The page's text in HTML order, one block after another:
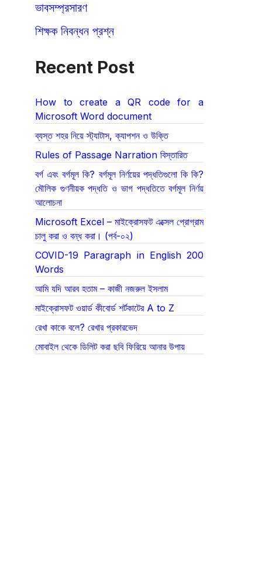
ভাবসম্প্রসারণ
শিক্ষক নিবন্ধন প্রশ্ন
Recent Post
How to create a QR code for a
Microsoft Word document
ব্যস্ত শহর নিয়ে স্ট্যাটাস, ক্যাপশন ও উক্তি
Rules of Passage Narration বিস্তারিত
বর্গ এবং বর্গমূল কি? বর্গমূল নির্ণয়ের পদ্ধতিগুলো কি কি?
মৌলিক গুণনীয়ক পদ্ধতি ও ভাগ পদ্ধতিতে বর্গমূল নির্ণয়
আলোচনা
Microsoft Excel – মাইক্রোসফট এক্সেল প্রোগ্রাম
চালু করা ও বন্ধ করা। (পর্ব-০২)
COVID-19 Paragraph in English 200
Words
আমি যদি আরব হতাম – কাজী নজরুল ইসলাম
মাইক্রোসফট ওয়ার্ড কীবোর্ড শর্টকাটের A to Z
রেখা কাকে বলে? রেখার প্রকারভেদ
মোবাইল থেকে ডিলিট করা ছবি ফিরিয়ে আনার উপায়